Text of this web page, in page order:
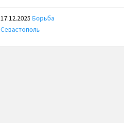
17.12.2025 Борьба
Tags:
Севастополь